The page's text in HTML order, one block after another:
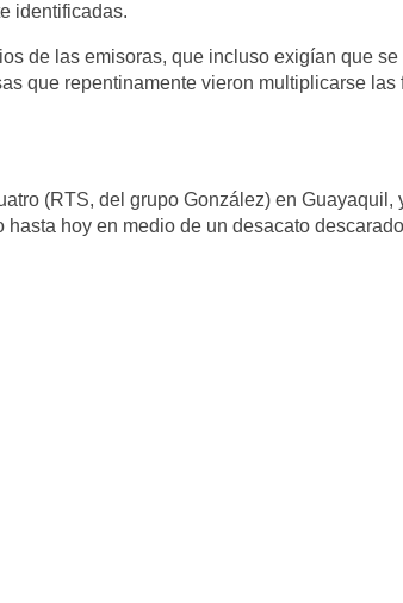
identificadas.
de las emisoras, que incluso exigían que
que repentinamente vieron multiplicarse las
(RTS, del grupo González) en Guayaquil,
hoy en medio de un desacato